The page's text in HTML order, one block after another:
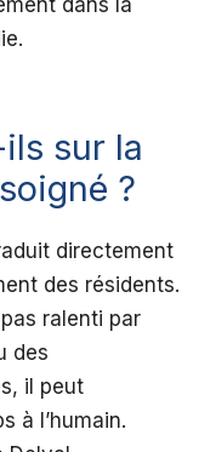
sur la
?
directement
des résidents.
ralenti par
des
il peut
à l’humain.